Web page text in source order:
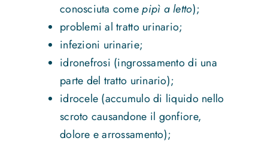
conosciuta comepipì a letto);
problemi al tratto urinario;
infezioni urinarie;
idronefrosi (ingrossamento di una
parte del tratto urinario);
idrocele (accumulo di liquido nello
scroto causandone il gonfiore,
dolore e arrossamento);